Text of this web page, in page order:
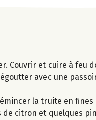
Couvrir et cuire à feu
avec une
la truite en
citron et quelques